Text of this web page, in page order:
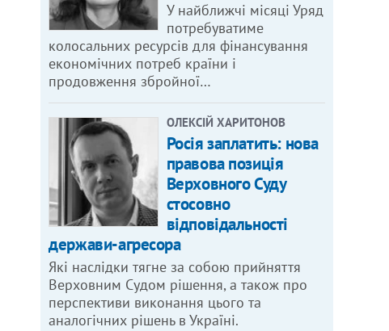
У найближчі місяці Уряд
потребуватиме
колосальних ресурсів для фінансування
економічних потреб країни і
продовження збройної…
ОЛЕКСІЙ ХАРИТОНОВ
Росія заплатить: нова
правова позиція
Верховного Суду
стосовно
відповідальності
держави-агресора
Які наслідки тягне за собою прийняття
Верховним Судом рішення, а також про
перспективи виконання цього та
аналогічних рішень в Україні.